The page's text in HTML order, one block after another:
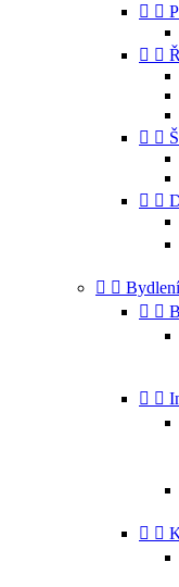
 
 
 
 
 
 
 
 